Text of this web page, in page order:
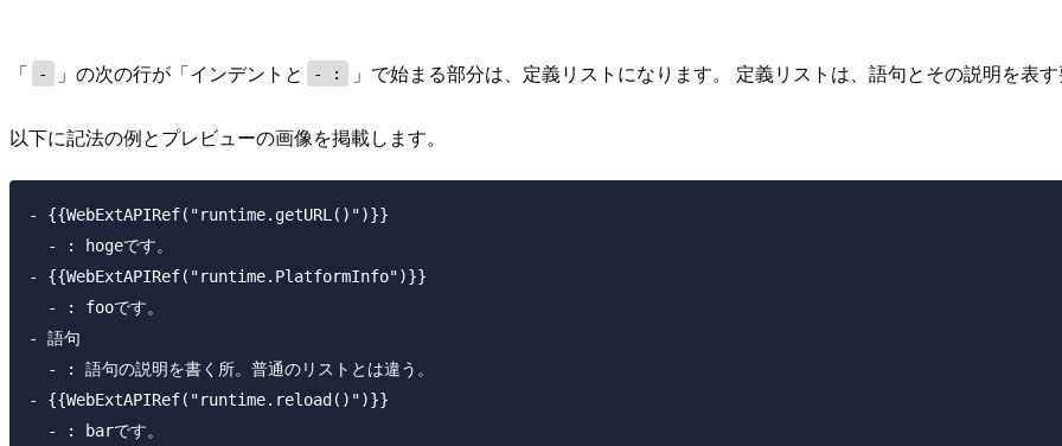
「 - 」の次の行が「インデントと - : 」で始まる部分は、定義リストになります。 定義リストは、語句とその説明を表す
以下に記法の例とプレビューの画像を掲載します。
- {{WebExtAPIRef("runtime.getURL()")}}
  - : hogeです。
- {{WebExtAPIRef("runtime.PlatformInfo")}}
  - : fooです。
- 語句
  - : 語句の説明を書く所。普通のリストとは違う。
- {{WebExtAPIRef("runtime.reload()")}}
  - : barです。